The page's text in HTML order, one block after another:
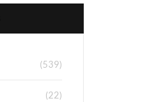
(539)
(22)